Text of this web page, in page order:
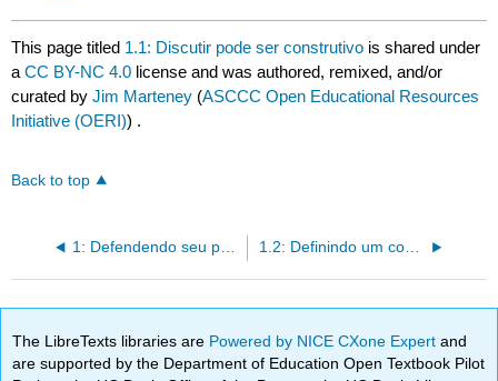
This page titled 1.1: Discutir pode ser construtivo is shared under
aCC BY-NC 4.0 license and was authored, remixed, and/or
curated byJim Marteney (ASCCC Open Educational Resources
Initiative (OERI)) .
Back to top
1: Defendendo seu ponto de vista 1.2: Definindo um conflito
The LibreTexts libraries are Powered by NICE CXone Expertand
are supported by the Department of Education Open Textbook Pilot